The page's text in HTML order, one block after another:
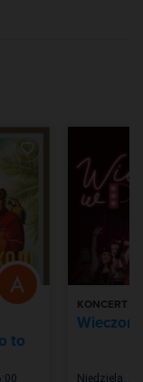
to
KONCERT
Niedziela,